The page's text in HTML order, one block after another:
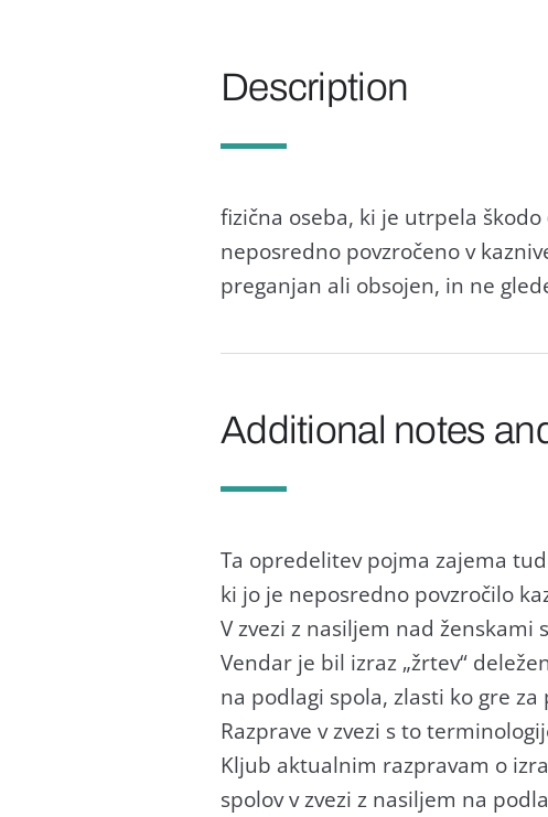
Description
fizična oseba, ki je utrpela
neposredno povzročeno v
preganjan ali obsojen, in ne
Additional notes
Ta opredelitev pojma zajema
ki jo je neposredno povzročilo
V zvezi z nasiljem nad ženskami
Vendar je bil izraz „žrtev“
na podlagi spola, zlasti ko gre
Razprave v zvezi s to
Kljub aktualnim razpravam o
spolov v zvezi z nasiljem na